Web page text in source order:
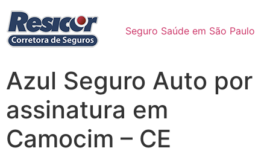
Seguro Saúde em São Paulo
Azul Seguro Auto por
assinatura em
Camocim – CE